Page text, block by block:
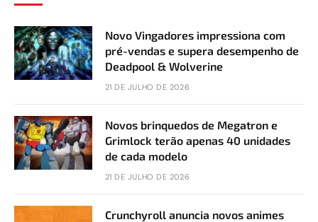
Novo Vingadores impressiona com
pré-vendas e supera desempenho de
Deadpool & Wolverine
21 DE JULHO DE 2026
Novos brinquedos de Megatron e
Grimlock terão apenas 40 unidades
de cada modelo
21 DE JULHO DE 2026
Crunchyroll anuncia novos animes